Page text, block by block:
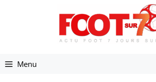
Menu